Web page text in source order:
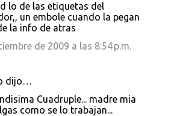
lo de las etiquetas del
un embole cuando la pegan
la info de atras
de 2009 a las 8:54 p.m.
dijo…
Cuadruple... madre mia
como se lo trabajan...